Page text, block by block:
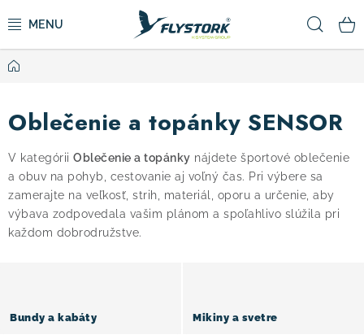
na
ZIMNÉ ŠPORTY
KOLOBEŽKY
OBLEČENIE A TOPÁNKY
Domov
Oblečenie a topánky SENSOR
V kategórii Oblečenie a topánky nájdete športové oblečenie
a obuv na pohyb, cestovanie aj voľný čas. Pri výbere sa
zamerajte na veľkosť, strih, materiál, oporu a určenie, aby
výbava zodpovedala vašim plánom a spoľahlivo slúžila pri
každom dobrodružstve.
Bundy a kabáty Mikiny a svetre